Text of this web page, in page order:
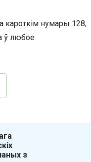
кароткім нумары 128,
ў любое
з